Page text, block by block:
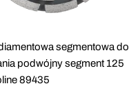
segmentowa do
podwójny segment 125
89435